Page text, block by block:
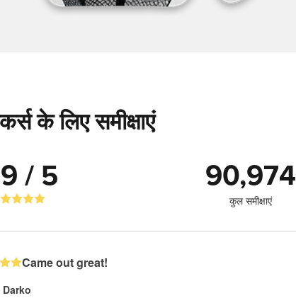
के लिए समीक्षाएं
/ 5 90,974
कुल समीक्षाएं
Came out great!